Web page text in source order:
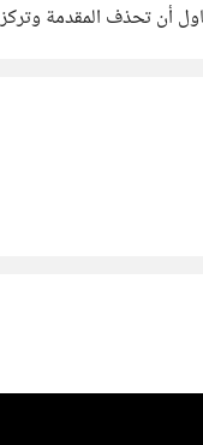
أن تحذف المقدمة